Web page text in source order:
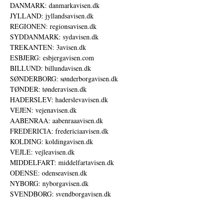
DANMARK: danmarkavisen.dk
JYLLAND: jyllandsavisen.dk
REGIONEN: regionsavisen.dk
SYDDANMARK: sydavisen.dk
TREKANTEN: 3avisen.dk
ESBJERG: esbjergavisen.com
BILLUND: billundavisen.dk
SØNDERBORG: sønderborgavisen.dk
TØNDER: tønderavisen.dk
HADERSLEV: haderslevavisen.dk
VEJEN: vejenavisen.dk
AABENRAA: aabenraaavisen.dk
FREDERICIA: fredericiaavisen.dk
KOLDING: koldingavisen.dk
VEJLE: vejleavisen.dk
MIDDELFART: middelfartavisen.dk
ODENSE: odenseavisen.dk
NYBORG: nyborgavisen.dk
SVENDBORG: svendborgavisen.dk